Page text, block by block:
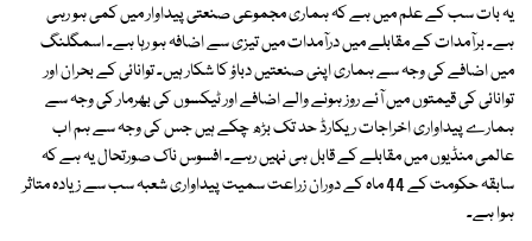
یہ بات سب کے علم میں ہے کہ ہماری مجموعی صنعتی پیداوار میں کمی ہو رہی
ہے۔ برآمدات کے مقابلے میں درآمدات میں تیزی سے اضافہ ہو رہا ہے۔ اسمگلنگ
میں اضافے کی وجہ سے ہماری اپنی صنعتیں دباؤ کا شکار ہیں۔ توانائی کے بحران اور
توانائی کی قیمتوں میں آئے روز ہونے والے اضافے اور ٹیکسوں کی بھرمار کی وجہ سے
ہمارے پیداواری اخراجات ریکارڈ حد تک بڑھ چکے ہیں جس کی وجہ سے ہم اب
عالمی منڈیوں میں مقابلے کے قابل ہی نہیں رہے۔ افسوس ناک صورتحال یہ ہے کہ
سابقہ حکومت کے 44 ماہ کے دوران زراعت سمیت پیداواری شعبہ سب سے زیادہ متاثر
ہوا ہے۔